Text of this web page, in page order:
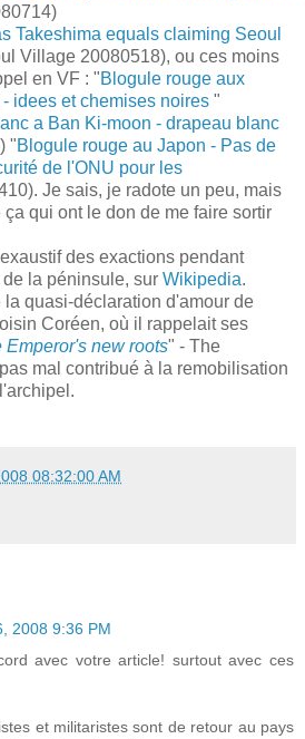
Takeshima equals claiming Seoul
Village 20080518), ou ces moins
en VF : "Blogule rouge aux
idees et chemises noires "
a Ban Ki-moon - drapeau blanc
"Blogule rouge au Japon - Pas de
de l'ONU pour les
Je sais, je radote un peu, mais
qui ont le don de me faire sortir
des exactions pendant
la péninsule, sur Wikipedia.
quasi-déclaration d'amour de
Coréen, où il rappelait ses
Emperor's new roots" - The
mal contribué à la remobilisation
08:32:00 AM
2008 9:36 PM
avec votre article! surtout avec ces
et militaristes sont de retour au pays